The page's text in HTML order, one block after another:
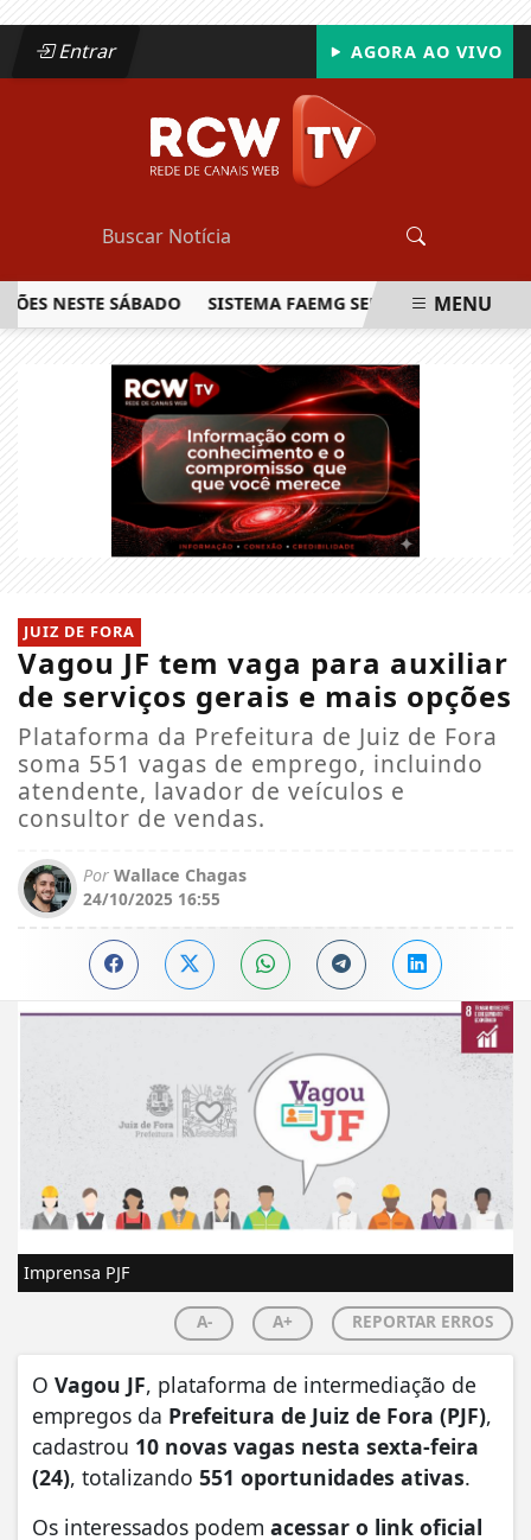
Entrar AGORA AO VIVO
SÁBADO SISTEMA FAEMG SENAR LANÇA OMENU
JUIZ DE FORA
Vagou JF tem vaga para auxiliar
de serviços gerais e mais opções
Plataforma da Prefeitura de Juiz de Fora
soma 551 vagas de emprego, incluindo
atendente, lavador de veículos e
consultor de vendas.
Por Wallace Chagas
24/10/2025 16:55
Imprensa PJF
A- A+ REPORTAR ERROS
O Vagou JF, plataforma de intermediação de
empregos da Prefeitura de Juiz de Fora (PJF),
cadastrou 10 novas vagas nesta sexta-feira
(24), totalizando 551 oportunidades ativas.
Os interessados podem acessar o link oficial